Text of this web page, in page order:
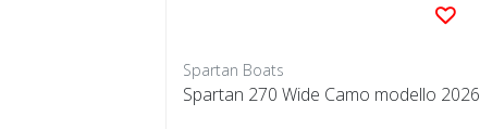
Spartan Boats
Spartan 270 Wide Camo modello 2026